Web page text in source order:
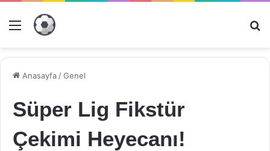
Menü
Anasayfa /Genel
Süper Lig Fikstür
Çekimi Heyecanı!